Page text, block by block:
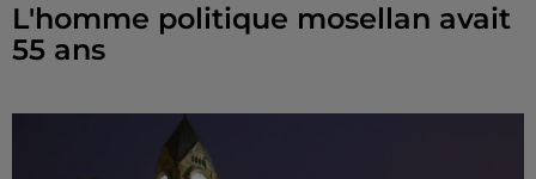
L'homme politique mosellan avait
55 ans